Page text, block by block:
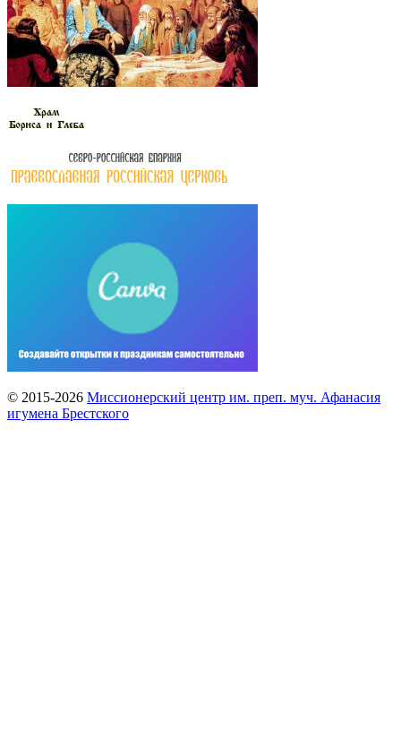
© 2015-2026 Миссионерский центр им. преп. муч. Афанасия
игумена Брестского